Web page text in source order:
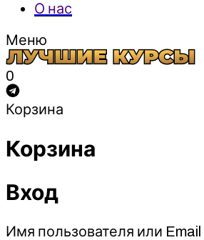
О нас
Меню
0
Корзина
Корзина
Вход
Имя пользователя или Email